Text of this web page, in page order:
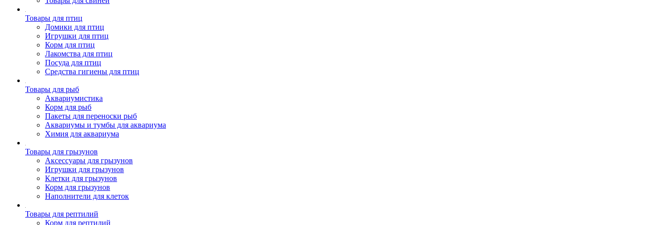
Товары для птиц
Домики для птиц
Игрушки для птиц
Корм для птиц
Лакомства для птиц
Посуда для птиц
Средства гигиены для птиц
Товары для рыб
Аквариумистика
Корм для рыб
Пакеты для переноски рыб
Аквариумы и тумбы для аквариума
Химия для аквариума
Товары для грызунов
Аксессуары для грызунов
Игрушки для грызунов
Клетки для грызунов
Корм для грызунов
Наполнители для клеток
Товары для рептилий
Корм для рептилий